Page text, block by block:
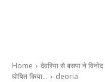
Home
देवरिया से बसपा ने
घोषित किया…
deoria